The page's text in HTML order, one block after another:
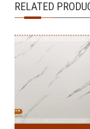
RELATED